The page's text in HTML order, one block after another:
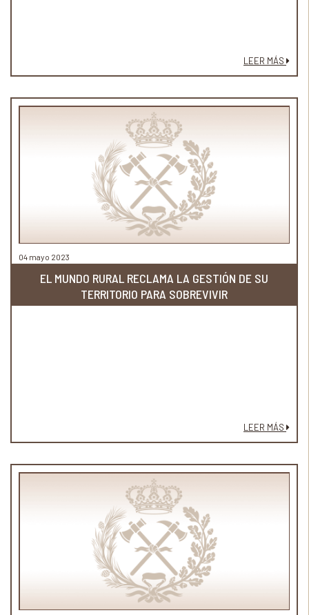
LEER MÁS
04 mayo 2023
EL MUNDO RURAL RECLAMA LA GESTIÓN DE SU
TERRITORIO PARA SOBREVIVIR
LEER MÁS